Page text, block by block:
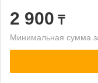
2 900 ₸
Минимальная сумма